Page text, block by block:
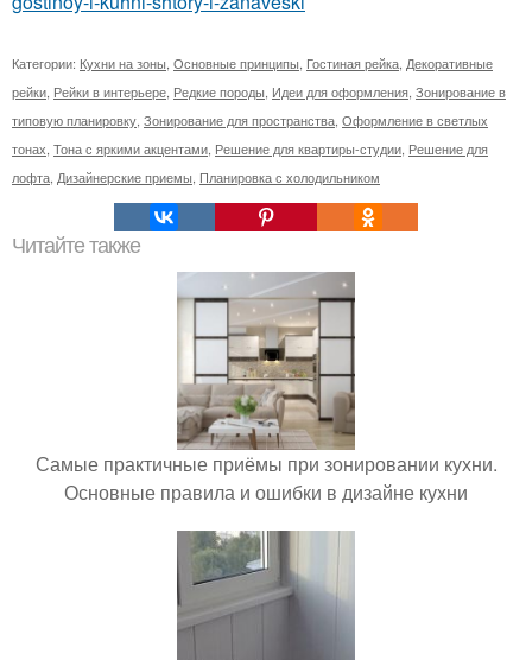
Категории: Кухни на зоны Основные принципы Гостиная рейка Декоративные
рейки Рейки в интерьере Редкие породы Идеи для оформления Зонирование в
типовую планировку Зонирование для пространства Оформление в светлых
тонах Тона с яркими акцентами Решение для квартиры-студии Решение для
лофта Дизайнерские приемы Планировка с холодильником
Читайте также
Самые практичные приёмы при зонировании кухни.
Основные правила и ошибки в дизайне кухни